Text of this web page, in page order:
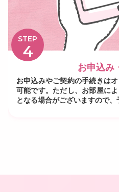
お申込み
STEP
4
お申込みやご契約の手続きは
可能です。ただし、お部屋に
となる場合がございますので、